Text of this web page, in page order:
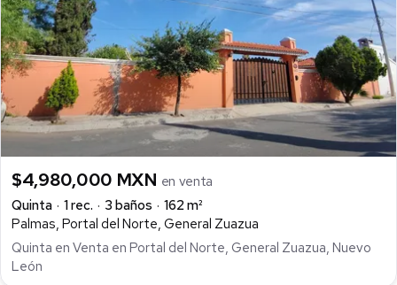
$4,980,000 MXN en venta
Quinta
1 rec. 3 baños
162 m²
Palmas, Portal del Norte, General Zuazua
Quinta en Venta en Portal del Norte, General Zuazua, Nuevo
León